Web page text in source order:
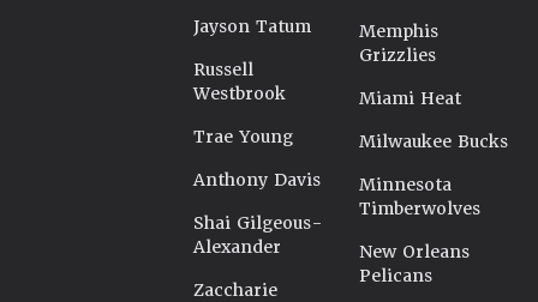
Jayson Tatum
Russell
Westbrook
Trae Young
Anthony Davis
Shai Gilgeous-
Alexander
Zaccharie
Memphis
Grizzlies
Miami Heat
Milwaukee Bucks
Minnesota
Timberwolves
New Orleans
Pelicans